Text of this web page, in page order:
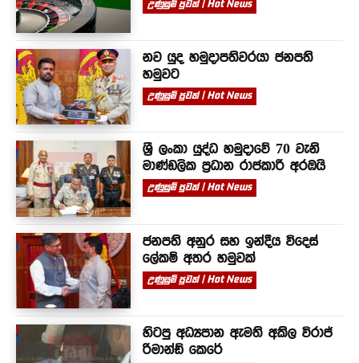
උණුසුම් පුවත් | Hot News
නව යුද හමුදාපතිවරයා ජනපති
හමුවට
උණුසුම් පුවත් | Hot News
ශ්‍රී ලංකා යුද්ධ හමුදාවේ 70 වැනි
මාණ්ඩලික ප්‍රධාන රාජකාරී අරඹයි
උණුසුම් පුවත් | Hot News
ජනපති අනුර සහ ඉන්දීය විදෙස්
ලේකම් අතර හමුවක්
උණුසුම් පුවත් | Hot News
හිටපු අධ්‍යපාන ඇමති අකිල විරාජ්
රිමාන්ඩ් කෙරේ